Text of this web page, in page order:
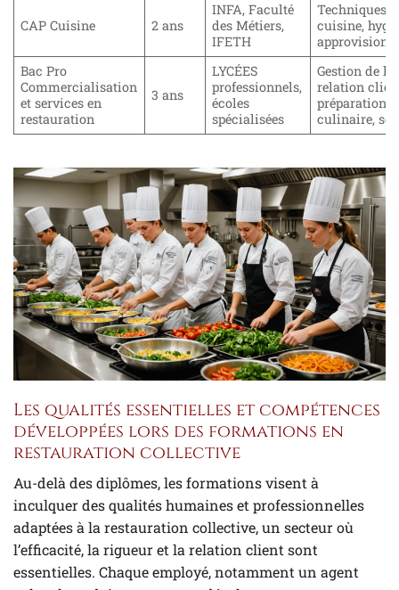
CAP Cuisine 2 ans
INFA, Faculté
des Métiers,
IFETH
Techniques
cuisine,
Bac Pro
Commercialisation
et services en
restauration
3 ans
LYCÉES
professionnels,
écoles
spécialisées
Gestion de la
relation
préparation
culinaire,
Les qualités essentielles et compétences
développées lors des formations en
restauration collective
Au-delà des diplômes, les formations visent à
inculquer des qualités humaines et professionnelles
adaptées à la restauration collective, un secteur où
l’efficacité, la rigueur et la relation client sont
essentielles. Chaque employé, notamment un agent